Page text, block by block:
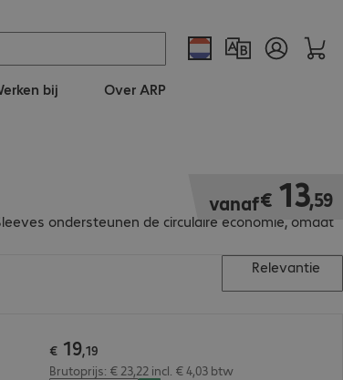
bij Over ARP
ondersteunen de circulaire economie, omdat
vanaf€ 13,59
€ 13,59
Relevantie
€ 19,19
Brutoprijs: € 23,22 incl. € 4,03 btw